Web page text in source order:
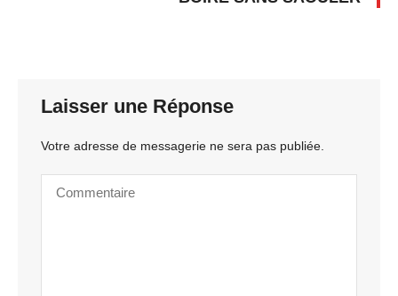
Laisser une Réponse
Votre adresse de messagerie ne sera pas publiée.